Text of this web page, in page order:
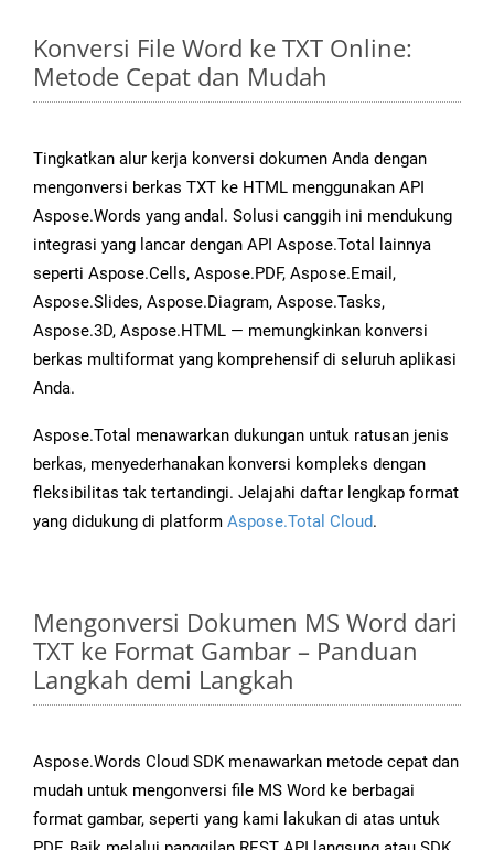
Konversi File Word ke TXT Online:
Metode Cepat dan Mudah
Tingkatkan alur kerja konversi dokumen Anda dengan
mengonversi berkas TXT ke HTML menggunakan API
Aspose.Words yang andal. Solusi canggih ini mendukung
integrasi yang lancar dengan API Aspose.Total lainnya
seperti Aspose.Cells, Aspose.PDF, Aspose.Email,
Aspose.Slides, Aspose.Diagram, Aspose.Tasks,
Aspose.3D, Aspose.HTML — memungkinkan konversi
berkas multiformat yang komprehensif di seluruh aplikasi
Anda.
Aspose.Total menawarkan dukungan untuk ratusan jenis
berkas, menyederhanakan konversi kompleks dengan
fleksibilitas tak tertandingi. Jelajahi daftar lengkap format
yang didukung di platform Aspose.Total Cloud.
Mengonversi Dokumen MS Word dari
TXT ke Format Gambar – Panduan
Langkah demi Langkah
Aspose.Words Cloud SDK menawarkan metode cepat dan
mudah untuk mengonversi file MS Word ke berbagai
format gambar, seperti yang kami lakukan di atas untuk